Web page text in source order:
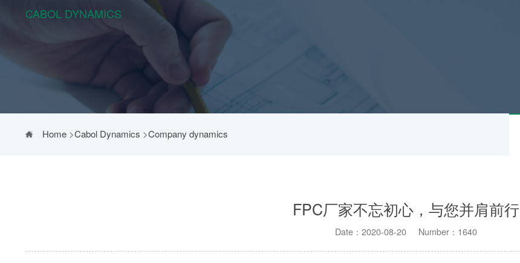
CABOL DYNAMICS
Home>Cabol Dynamics >Company dynamics
FPC厂家不忘初心，与您并肩前行
Date：2020-08-20 Number：1640